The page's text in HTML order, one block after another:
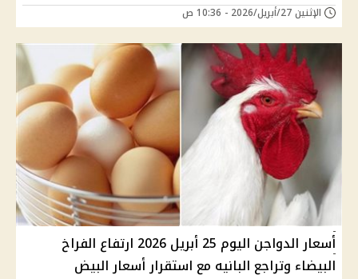
الإثنين 27/أبريل/2026 - 10:36 ص
أسعار الدواجن اليوم 25 أبريل 2026 ارتفاع الفراخ
البيضاء وتراجع البانيه مع استقرار أسعار البيض